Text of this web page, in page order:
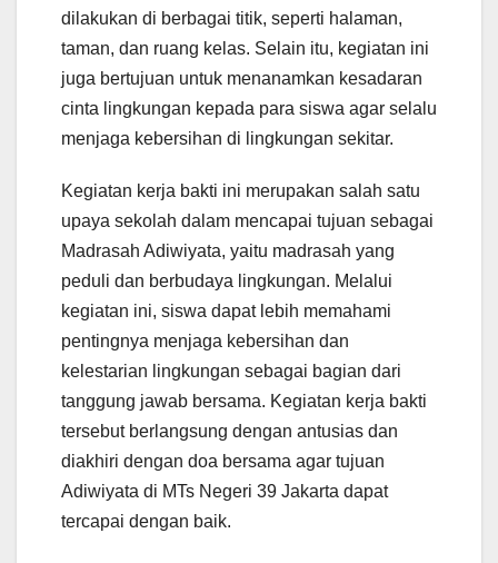
dilakukan di berbagai titik, seperti halaman,
taman, dan ruang kelas. Selain itu, kegiatan ini
juga bertujuan untuk menanamkan kesadaran
cinta lingkungan kepada para siswa agar selalu
menjaga kebersihan di lingkungan sekitar.
Kegiatan kerja bakti ini merupakan salah satu
upaya sekolah dalam mencapai tujuan sebagai
Madrasah Adiwiyata, yaitu madrasah yang
peduli dan berbudaya lingkungan. Melalui
kegiatan ini, siswa dapat lebih memahami
pentingnya menjaga kebersihan dan
kelestarian lingkungan sebagai bagian dari
tanggung jawab bersama. Kegiatan kerja bakti
tersebut berlangsung dengan antusias dan
diakhiri dengan doa bersama agar tujuan
Adiwiyata di MTs Negeri 39 Jakarta dapat
tercapai dengan baik.